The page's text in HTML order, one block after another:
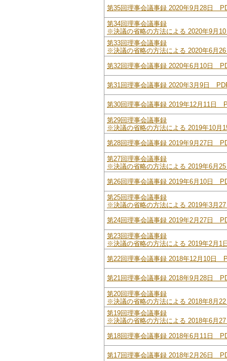
第35回理事会議事録 2020年9月28日
第34回理事会議事録
※決議の省略の方法による 2020年9月
第33回理事会議事録
※決議の省略の方法による 2020年6月
第32回理事会議事録 2020年6月10日
第31回理事会議事録 2020年3月9日
第30回理事会議事録 2019年12月11日
第29回理事会議事録
※決議の省略の方法による 2019年10
第28回理事会議事録 2019年9月27日
第27回理事会議事録
※決議の省略の方法による 2019年6月
第26回理事会議事録 2019年6月10日
第25回理事会議事録
※決議の省略の方法による 2019年3月
第24回理事会議事録 2019年2月27日
第23回理事会議事録
※決議の省略の方法による 2019年2月
第22回理事会議事録 2018年12月10日
第21回理事会議事録 2018年9月28日
第20回理事会議事録
※決議の省略の方法による 2018年8月
第19回理事会議事録
※決議の省略の方法による 2018年6月
第18回理事会議事録 2018年6月11日
第17回理事会議事録 2018年2月26日